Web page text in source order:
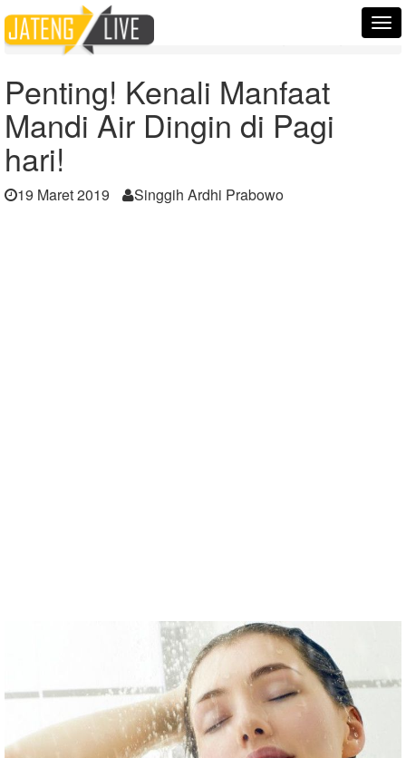
Home
Berita
Penting! Kenali Manfaat Mandi Air Dingin di Pagi hari!
Penting! Kenali Manfaat
Mandi Air Dingin di Pagi
hari!
19 Maret 2019 Singgih Ardhi Prabowo